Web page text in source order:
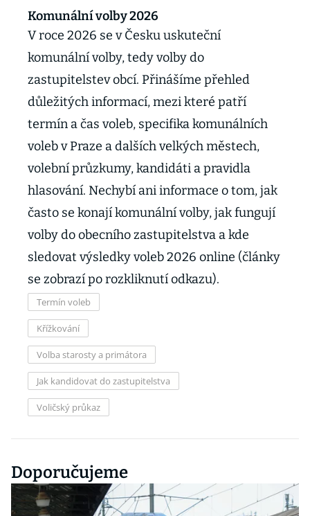
Komunální volby 2026
V roce 2026 se v Česku uskuteční
komunální volby, tedy volby do
zastupitelstev obcí. Přinášíme přehled
důležitých informací, mezi které patří
termín a čas voleb, specifika komunálních
voleb v Praze a dalších velkých městech,
volební průzkumy, kandidáti a pravidla
hlasování. Nechybí ani informace o tom, jak
často se konají komunální volby, jak fungují
volby do obecního zastupitelstva a kde
sledovat výsledky voleb 2026 online (články
se zobrazí po rozkliknutí odkazu).
Termín voleb
Křížkování
Volba starosty a primátora
Jak kandidovat do zastupitelstva
Voličský průkaz
Doporučujeme